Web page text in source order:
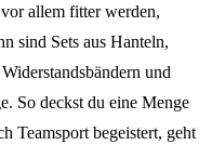
allem fitter werden,
sind Sets aus Hanteln,
Widerstandsbändern und
So deckst du eine Menge
Teamsport begeistert, geht